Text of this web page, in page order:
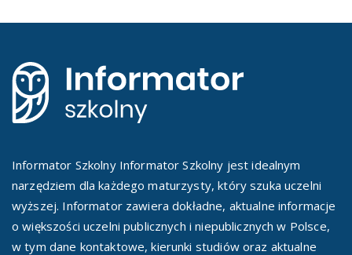
Informator Szkolny Informator Szkolny jest idealnym
narzędziem dla każdego maturzysty, który szuka uczelni
wyższej. Informator zawiera dokładne, aktualne informacje
o większości uczelni publicznych i niepublicznych w Polsce,
w tym dane kontaktowe, kierunki studiów oraz aktualne